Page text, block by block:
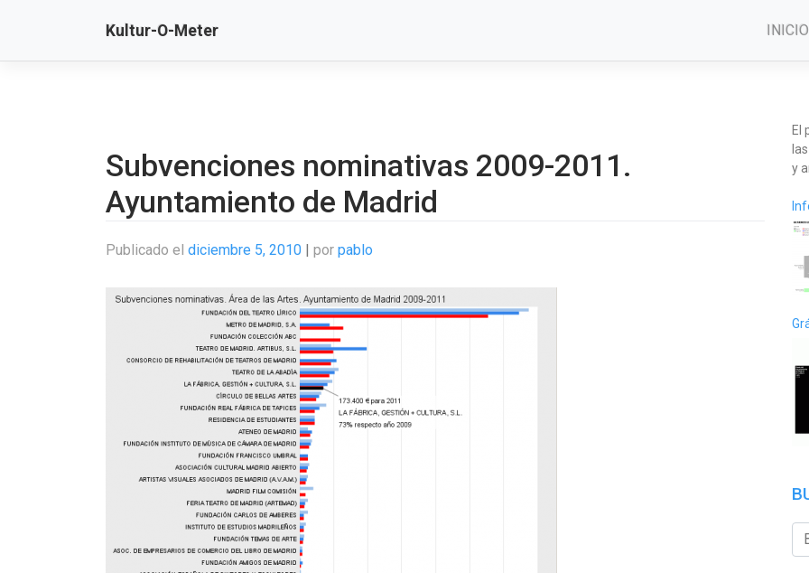
Kultur-O-Meter INICIO
Subvenciones nominativas 2009-2011.
Ayuntamiento de Madrid
Publicado el diciembre 5, 2010 | por pablo
El
y